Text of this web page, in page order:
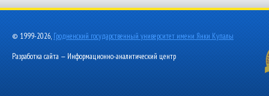
© 1999-2026, Гродненский государственный университет имени Янки Купалы
Разработка сайта — Информационно-аналитический центр